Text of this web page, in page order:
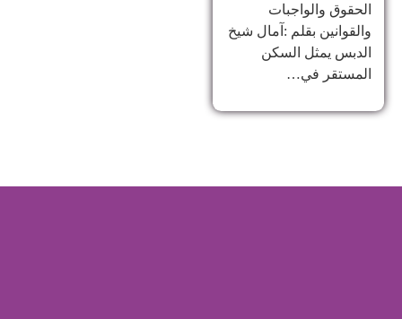
الحقوق والواجبات
والقوانين بقلم :آمال شيخ
الدبس يمثل السكن
المستقر في…